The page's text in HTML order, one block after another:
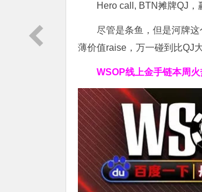
Hero call, BTN摊牌QJ，
尽管是条鱼，但是河牌
薄价值raise，万一碰到比QJ
WSOP线上金手链本周